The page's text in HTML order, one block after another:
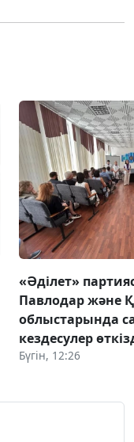
«Әділет»
Павлодар және
облыстарында
кездесулер
Бүгін, 12:26